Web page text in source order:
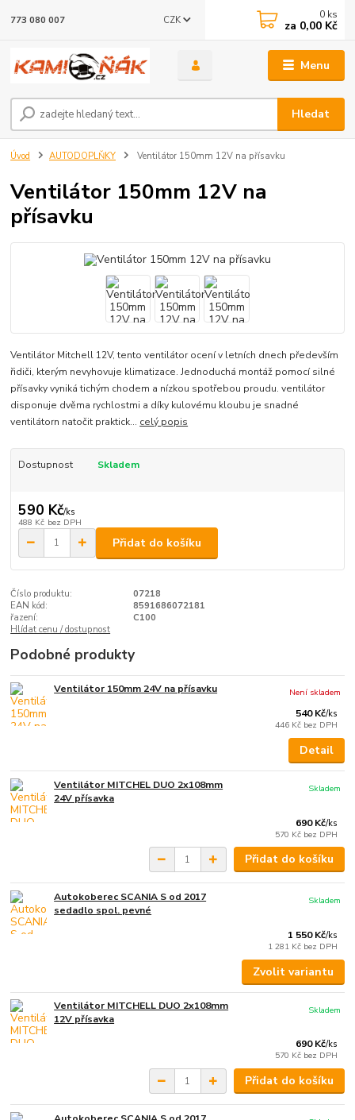
Menu
CZK
Hledat
773 080 007 0 ks
za 0,00 Kč
Úvod AUTODOPLŇKY Ventilátor 150mm 12V na přísavku
Ventilátor 150mm 12V na
přísavku
Ventilátor Mitchell 12V, tento ventilátor ocení v letních dnech především
řidiči, kterým nevyhovuje klimatizace. Jednoduchá montáž pomocí silné
přísavky vyniká tichým chodem a nízkou spotřebou proudu. ventilátor
disponuje dvěma rychlostmi a díky kulovému kloubu je snadné
ventilátorn natočit praktick... celý popis
Dostupnost Skladem
590 Kč/ks
488 Kč bez DPH
Přidat do košíku
Číslo produktu:
07218
EAN kód:
8591686072181
řazení:
C100
Hlídat cenu / dostupnost
Podobné produkty
Ventilátor 150mm 24V na přísavku
540 Kč/ks
446 Kč bez DPH
Není skladem
Detail
Ventilátor MITCHEL DUO 2x108mm
24V přísavka
690 Kč/ks
570 Kč bez DPH
Skladem
Přidat do košíku
Autokoberec SCANIA S od 2017
sedadlo spol. pevné
1 550 Kč/ks
1 281 Kč bez DPH
Skladem
Zvolit variantu
Ventilátor MITCHELL DUO 2x108mm
12V přísavka
690 Kč/ks
570 Kč bez DPH
Skladem
Přidat do košíku